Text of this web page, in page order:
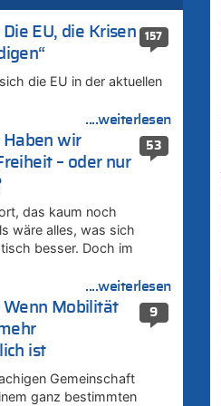
157
Die EU, die Krisen
die EU in der aktuellen
....weiterlesen
53
Haben wir
– oder nur
das kaum noch
wäre alles, was sich
besser. Doch im
....weiterlesen
9
Wenn Mobilität
ist
Gemeinschaft
ganz bestimmten